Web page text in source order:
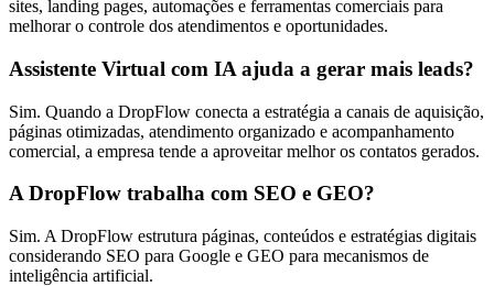
sites, landing pages, automações e ferramentas comerciais para
melhorar o controle dos atendimentos e oportunidades.
Assistente Virtual com IA ajuda a gerar mais leads?
Sim. Quando a DropFlow conecta a estratégia a canais de aquisição,
páginas otimizadas, atendimento organizado e acompanhamento
comercial, a empresa tende a aproveitar melhor os contatos gerados.
A DropFlow trabalha com SEO e GEO?
Sim. A DropFlow estrutura páginas, conteúdos e estratégias digitais
considerando SEO para Google e GEO para mecanismos de
inteligência artificial.